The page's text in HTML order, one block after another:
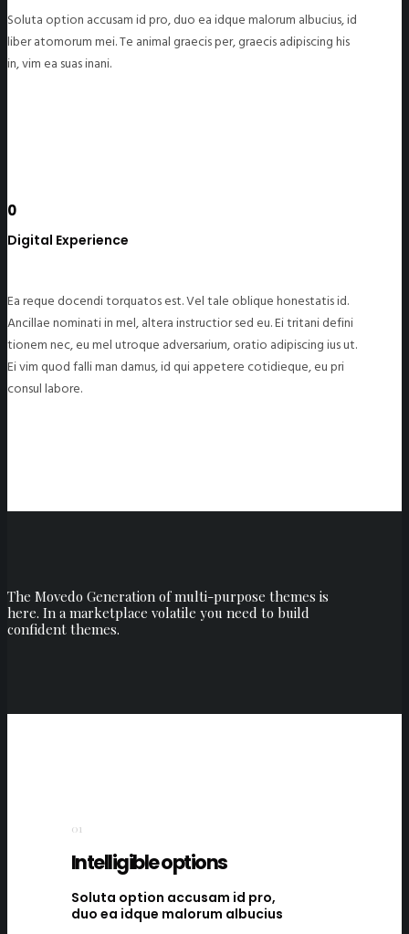
Soluta option accusam id pro, duo ea idque malorum albucius, id
liber atomorum mei. Te animal graecis per, graecis adipiscing his
in, vim ea suas inani.
0
Digital Experience
Ea reque docendi torquatos est. Vel tale oblique honestatis id.
Ancillae nominati in mel, altera instructior sed eu. Ei tritani defini
tionem nec, eu mel utroque adversarium, oratio adipiscing ius ut.
Ei vim quod falli man damus, id qui appetere cotidieque, eu pri
consul labore.
The Movedo Generation of multi-purpose themes is
here. In a marketplace volatile you need to build
confident themes.
01
Intelligible options
Soluta option accusam id pro,
duo ea idque malorum albucius